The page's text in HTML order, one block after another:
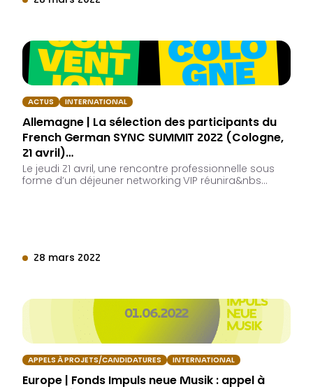
ACTUS INTERNATIONAL
Allemagne | La sélection des participants du
French German SYNC SUMMIT 2022 (Cologne,
21 avril)…
Le jeudi 21 avril, une rencontre professionnelle sous
forme d’un déjeuner networking VIP réunira&nbs…
28 mars 2022
APPELS À PROJETS/CANDIDATURES INTERNATIONAL
Europe | Fonds Impuls neue Musik : appel à